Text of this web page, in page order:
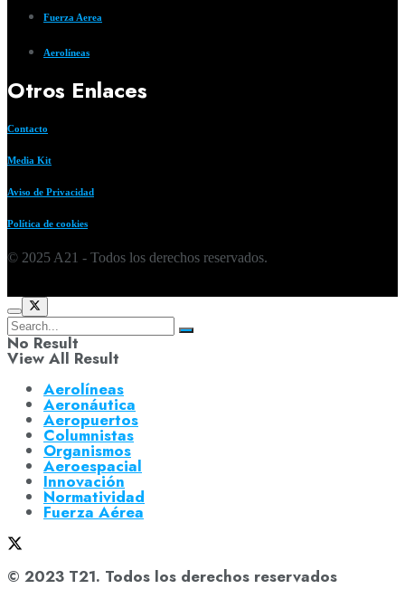
Fuerza Aerea
Aerolíneas
Otros Enlaces
Contacto
Media Kit
Aviso de Privacidad
Política de cookies
© 2025 A21 - Todos los derechos reservados.
No Result
View All Result
Aerolíneas
Aeronáutica
Aeropuertos
Columnistas
Organismos
Aeroespacial
Innovación
Normatividad
Fuerza Aérea
© 2023 T21. Todos los derechos reservados